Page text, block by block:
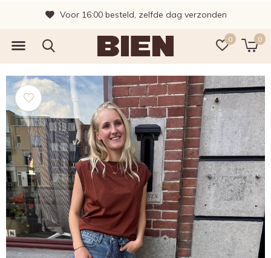
0 0
Voor 16:00 besteld, zelfde dag verzonden